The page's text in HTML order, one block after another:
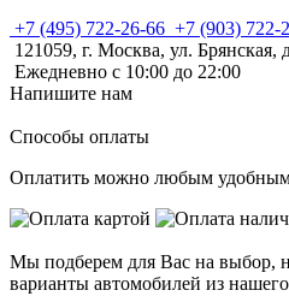
+7 (495) 722-26-66 +7 (903) 722-
121059, г. Москва, ул. Брянская,
Ежедневно с 10:00 до 22:00
Напишите нам
Способы оплаты
Оплатить можно любым
Мы подберем для Вас на выбор,
варианты автомобилей из